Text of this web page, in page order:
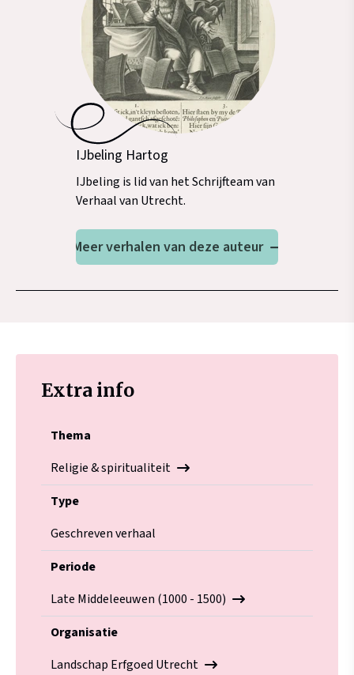
IJbeling Hartog
IJbeling is lid van het Schrijfteam van
Verhaal van Utrecht.
Meer verhalen van deze auteur
Extra info
Thema
Religie & spiritualiteit
Type
Geschreven verhaal
Periode
Late Middeleeuwen (1000 - 1500)
Organisatie
Landschap Erfgoed Utrecht